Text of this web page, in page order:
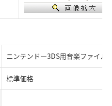
ニンテンドー3DS用音楽ファイル
標準価格